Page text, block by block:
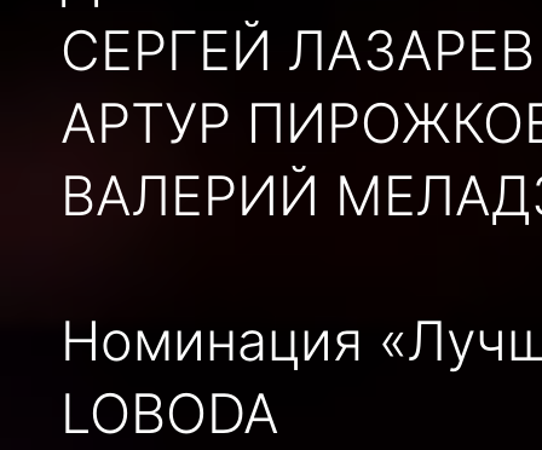
СЕРГЕЙ ЛАЗАРЕВ
АРТУР
ВАЛЕРИЙ
Номинация
LOBODA